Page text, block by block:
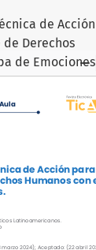
del artículo
de Acción
Derechos
de Emociones